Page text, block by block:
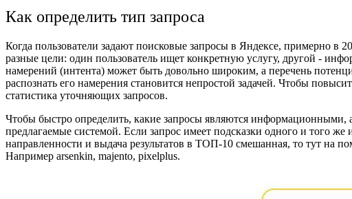
Как определить тип запроса
Когда пользователи задают поисковые запросы в Яндексе, примерно
разные цели: один пользователь ищет конкретную услугу, другой -
намерений (интента) может быть довольно широким, а перечень
распознать его намерения становится непростой задачей. Чтобы
статистика уточняющих запросов.
Чтобы быстро определить, какие запросы являются информационными,
предлагаемые системой. Если запрос имеет подсказки одного и того
направленности и выдача результатов в ТОП-10 смешанная, то тут на
Например arsenkin, majento, pixelplus.